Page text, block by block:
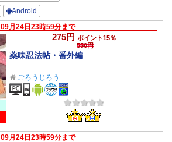
Android
09月24日23時59分まで
275円 ポイント15％
550円
薬味忍法帖・番外編
ごろうじろう
09月24日23時59分まで